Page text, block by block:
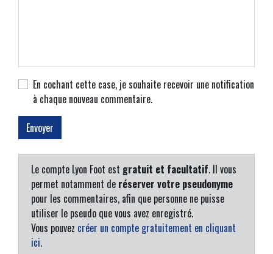
En cochant cette case, je souhaite recevoir une notification
à chaque nouveau commentaire.
Le compte Lyon Foot est gratuit et facultatif. Il vous
permet notamment de réserver votre pseudonyme
pour les commentaires, afin que personne ne puisse
utiliser le pseudo que vous avez enregistré.
Vous pouvez créer un compte gratuitement en cliquant
ici.